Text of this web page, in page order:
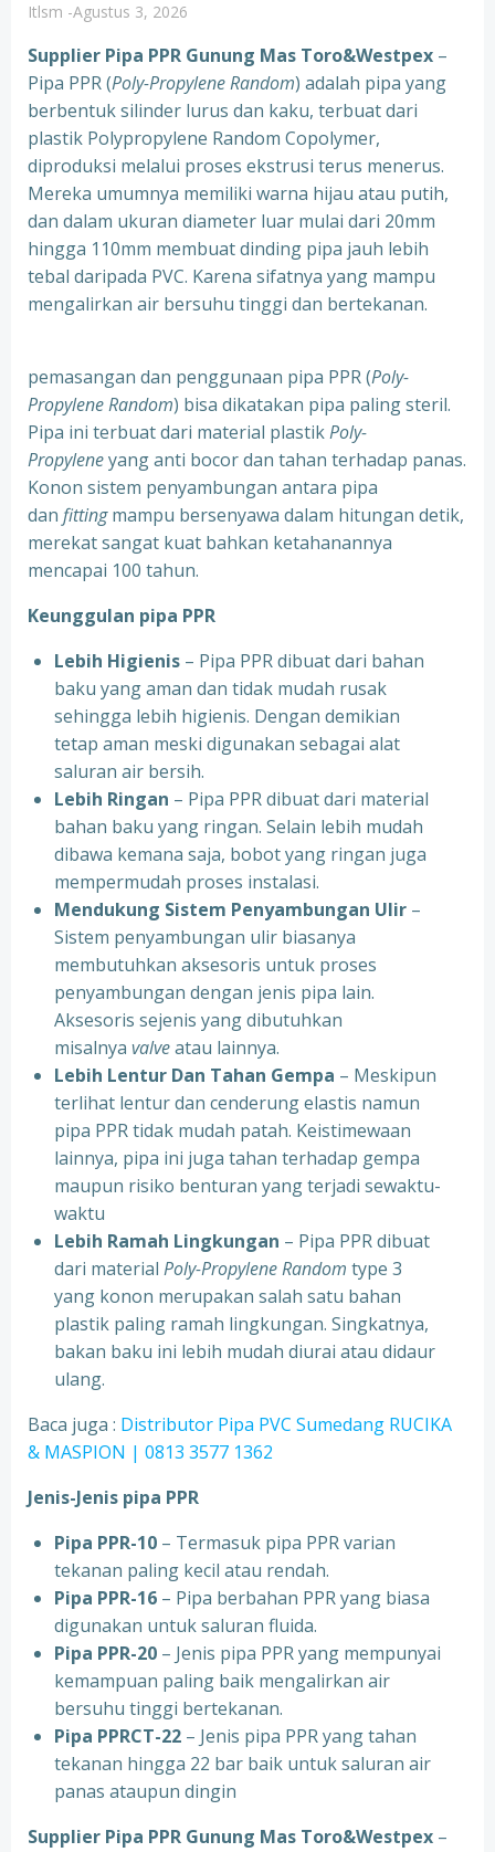
Itlsm -Agustus 3, 2026
Supplier Pipa PPR Gunung Mas Toro&Westpex –
Pipa PPR (Poly-Propylene Random) adalah pipa yang
berbentuk silinder lurus dan kaku, terbuat dari
plastik Polypropylene Random Copolymer,
diproduksi melalui proses ekstrusi terus menerus.
Mereka umumnya memiliki warna hijau atau putih,
dan dalam ukuran diameter luar mulai dari 20mm
hingga 110mm membuat dinding pipa jauh lebih
tebal daripada PVC. Karena sifatnya yang mampu
mengalirkan air bersuhu tinggi dan bertekanan.
pemasangan dan penggunaan pipa PPR (Poly-
Propylene Random) bisa dikatakan pipa paling steril.
Pipa ini terbuat dari material plastikPoly-
Propyleneyang anti bocor dan tahan terhadap panas.
Konon sistem penyambungan antara pipa
dan fittingmampu bersenyawa dalam hitungan detik,
merekat sangat kuat bahkan ketahanannya
mencapai 100 tahun.
Keunggulan pipa PPR
Lebih Higienis – Pipa PPR dibuat dari bahan
baku yang aman dan tidak mudah rusak
sehingga lebih higienis. Dengan demikian
tetap aman meski digunakan sebagai alat
saluran air bersih.
Lebih Ringan – Pipa PPR dibuat dari material
bahan baku yang ringan. Selain lebih mudah
dibawa kemana saja, bobot yang ringan juga
mempermudah proses instalasi.
Mendukung Sistem Penyambungan Ulir –
Sistem penyambungan ulir biasanya
membutuhkan aksesoris untuk proses
penyambungan dengan jenis pipa lain.
Aksesoris sejenis yang dibutuhkan
misalnya valveatau lainnya.
Lebih Lentur Dan Tahan Gempa – Meskipun
terlihat lentur dan cenderung elastis namun
pipa PPR tidak mudah patah. Keistimewaan
lainnya, pipa ini juga tahan terhadap gempa
maupun risiko benturan yang terjadi sewaktu-
waktu
Lebih Ramah Lingkungan – Pipa PPR dibuat
dari material Poly-Propylene Random type 3
yang konon merupakan salah satu bahan
plastik paling ramah lingkungan. Singkatnya,
bakan baku ini lebih mudah diurai atau didaur
ulang.
Baca juga : Distributor Pipa PVC Sumedang RUCIKA
& MASPION | 0813 3577 1362
Jenis-Jenis pipa PPR
Pipa PPR-10 – Termasuk pipa PPR varian
tekanan paling kecil atau rendah.
Pipa PPR-16 – Pipa berbahan PPR yang biasa
digunakan untuk saluran fluida.
Pipa PPR-20 – Jenis pipa PPR yang mempunyai
kemampuan paling baik mengalirkan air
bersuhu tinggi bertekanan.
Pipa PPRCT-22 – Jenis pipa PPR yang tahan
tekanan hingga 22 bar baik untuk saluran air
panas ataupun dingin
Supplier Pipa PPR Gunung Mas Toro&Westpex –